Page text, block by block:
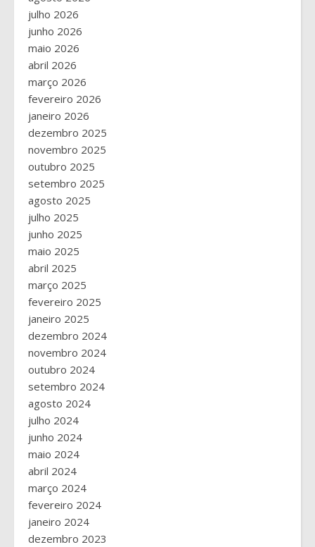
julho 2026
junho 2026
maio 2026
abril 2026
março 2026
fevereiro 2026
janeiro 2026
dezembro 2025
novembro 2025
outubro 2025
setembro 2025
agosto 2025
julho 2025
junho 2025
maio 2025
abril 2025
março 2025
fevereiro 2025
janeiro 2025
dezembro 2024
novembro 2024
outubro 2024
setembro 2024
agosto 2024
julho 2024
junho 2024
maio 2024
abril 2024
março 2024
fevereiro 2024
janeiro 2024
dezembro 2023